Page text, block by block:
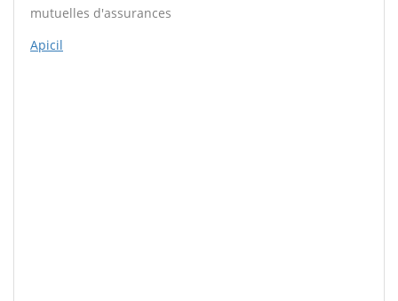
mutuelles d'assurances
Apicil